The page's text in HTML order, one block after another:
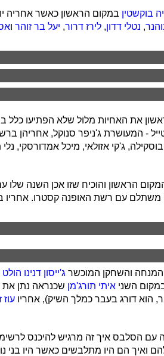
בוקשטין במקום הראשון כאשר אחריה
, נטלי דדון, לירז דרור, יעל בר זוהר ו
את האחיות מלול שלא הפתיעו כלל
- המעושרת ג'ניפר סנוקל, אחריהן
ג'קי אזולאי, מיכל אמדורסקי, נלי
הראשון והוכיח שזו אכן השנה שלו
משתלם עם רשת האופנה קסטרו. אחריו
המנחה והשחקן המוכשר ג'ייסון דנינו הולט
השני איתי תורג'מן שכנראה נתן את
הוא דורג בעבר כמלך השיק), אחריו עוז
עם הסלבס איך זה מרגיש להיכנס
הם היו מתלבשים כאשר היו בני